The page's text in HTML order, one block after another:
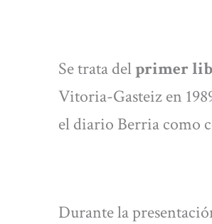
Se trata delprimer
Vitoria-Gasteiz en
el diario Berria como
Durante la